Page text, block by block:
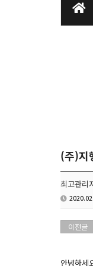
(주)지
최고관리
이전글
안녕하세